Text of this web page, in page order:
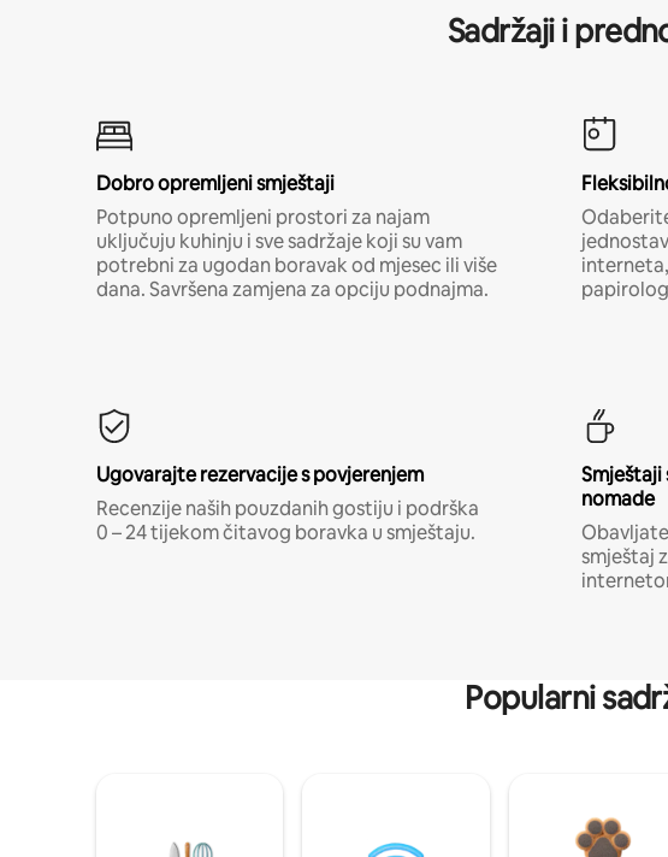
Sadržaji i
Dobro opremljeni smještaji
Potpuno opremljeni prostori za najam
uključuju kuhinju i sve sadržaje koji su vam
potrebni za ugodan boravak od mjesec ili više
dana. Savršena zamjena za opciju podnajma.
Ugovarajte rezervacije s povjerenjem
Recenzije naših pouzdanih gostiju i podrška
0 – 24 tijekom čitavog boravka u smještaju.
nomade
smještaj
Popularni